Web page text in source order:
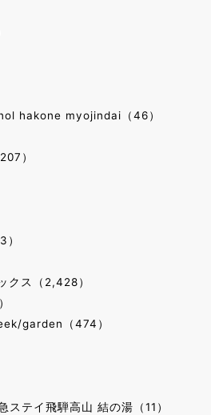
hakone myojindai（46）
）
クス（2,428）
garden（474）
ステイ飛騨高山 結の湯（11）